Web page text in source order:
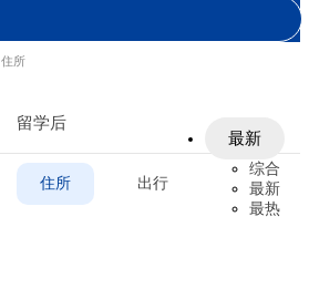
住所
留学后
最新
综合
最新
最热
住所 出行